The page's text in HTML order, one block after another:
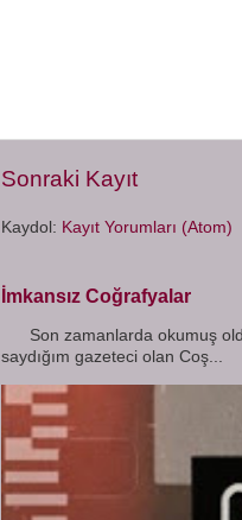
Sonraki Kayıt
Kaydol: Kayıt Yorumları (Atom)
İmkansız Coğrafyalar
Son zamanlarda okumuş
saydığım gazeteci olan Coş...